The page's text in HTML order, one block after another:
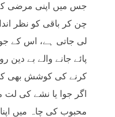
جس میں اپنی مرضی
چن کر باقی کو نظر
لی جاتی ہے، اس کے
پائے جانے والے بے دین
کرنے کی کوشش بھی
اگر جوا یا نشے کی لت
محبوب کی چاہ میں اپنا